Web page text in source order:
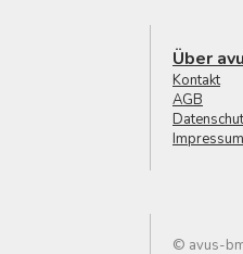
Über
Kontakt
AGB
Impressum
© avus-